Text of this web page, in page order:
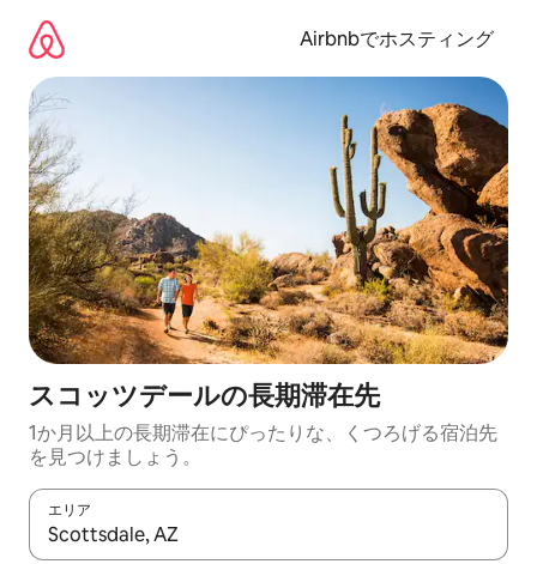
Airbnbでホスティング
スコッツデールの長期滞在先
1か月以上の長期滞在にぴったりな、くつろげる宿泊先
を見つけましょう。
エリア
検索結果が表示されたら、上下の矢印キーを使って移動するか